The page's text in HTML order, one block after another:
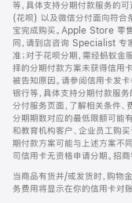
等，具体支持分期付款服务的
(花呗) 以及微信分付面向符合
宝完成购买。Apple Store 零
同，请到店咨询 Specialist 专
准；对于花呗分期，需经蚂蚁金
择的分期付款方案未获得信用
被告知原因。请参阅信用卡发
银行等，具体支持分期付款服
分付服务页面，了解相关条件
分期期数对应的最低限额可能
和教育机构客户、企业员工
期付款方案可能与上述方案不
司信用卡无资格申请分期。招
当商品有货并/或发货时，购物
务费用将显示在你的信用卡对